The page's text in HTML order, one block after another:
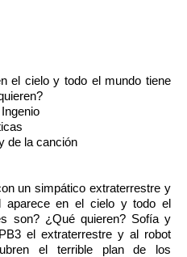
el cielo y todo el mundo tiene
de la canción
un simpático extraterrestre y
aparece en el cielo y todo el
son? ¿Qué quieren? Sofía y
el extraterrestre y al robot
el terrible plan de los